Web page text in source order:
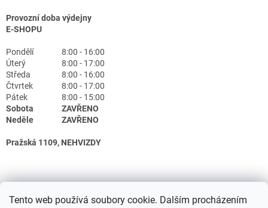
Tento web používá soubory cookie. Dalším procházením
Provozní doba výdejny
E-SHOPU
Pondělí
8:00 - 16:00
Úterý
8:00 - 17:00
Středa
8:00 - 16:00
Čtvrtek
8:00 - 17:00
Pátek
8:00 - 15:00
Sobota
ZAVŘENO
Neděle
ZAVŘENO
Pražská 1109, NEHVIZDY